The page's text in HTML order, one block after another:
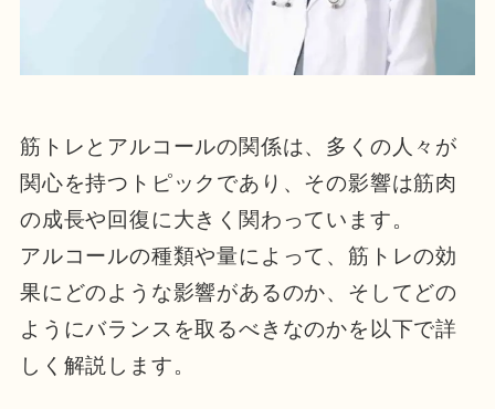
筋トレとアルコールの関係は、多くの人々が
関心を持つトピックであり、その影響は筋肉
の成長や回復に大きく関わっています。
アルコールの種類や量によって、筋トレの効
果にどのような影響があるのか、そしてどの
ようにバランスを取るべきなのかを以下で詳
しく解説します。